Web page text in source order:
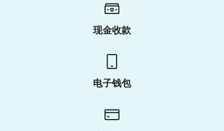
现金收款
电子钱包